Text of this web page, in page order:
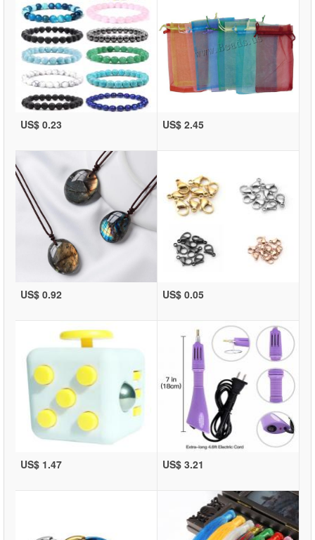
US$ 0.23 US$ 2.45
US$ 0.92 US$ 0.05
US$ 1.47 US$ 3.21